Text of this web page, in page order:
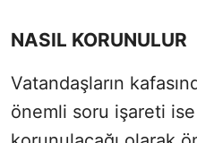
NASIL KORUNULUR
Vatandaşların
önemli soru işareti